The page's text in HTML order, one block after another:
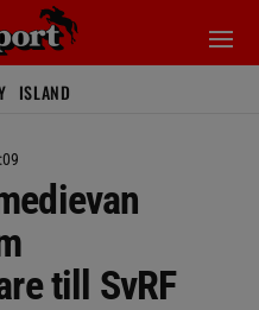
ISLAND
till SvRF